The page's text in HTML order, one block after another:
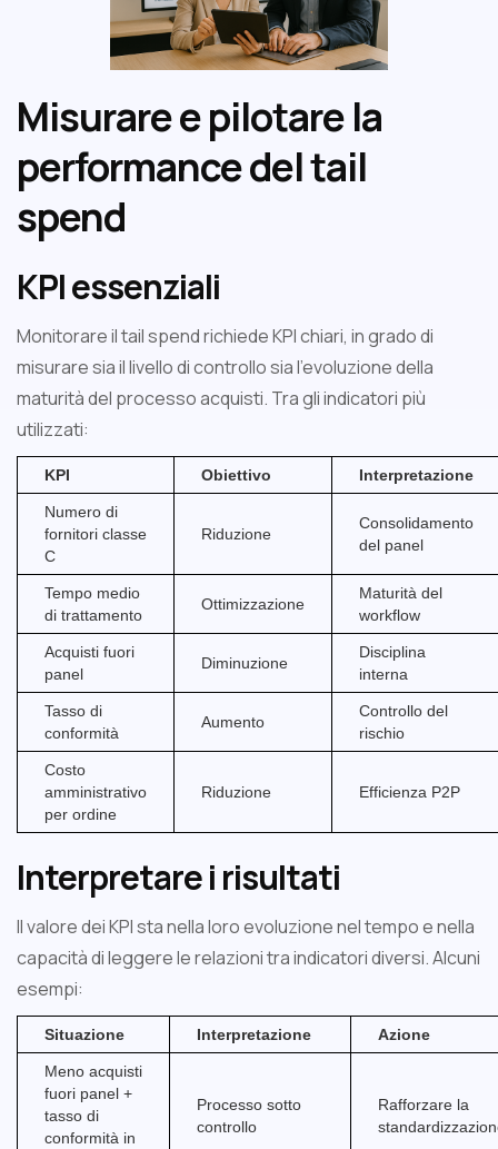
Misurare e pilotare la
performance del tail
spend
KPI essenziali
Monitorare il tail spend richiede KPI chiari, in grado di
misurare sia il livello di controllo sia l’evoluzione della
maturità del processo acquisti. Tra gli indicatori più
utilizzati:
KPI Obiettivo Interpretazione
Numero di
fornitori classe
C
Riduzione
Consolidamento
del panel
Tempo medio
di trattamento
Ottimizzazione
Maturità del
workflow
Acquisti fuori
panel
Diminuzione
Disciplina
interna
Tasso di
conformità
Aumento
Controllo del
rischio
Costo
amministrativo
per ordine
Riduzione Efficienza P2P
Interpretare i risultati
Il valore dei KPI sta nella loro evoluzione nel tempo e nella
capacità di leggere le relazioni tra indicatori diversi. Alcuni
esempi:
Situazione Interpretazione Azione
Meno acquisti
fuori panel +
tasso di
conformità in
Processo sotto
controllo
Rafforzare la